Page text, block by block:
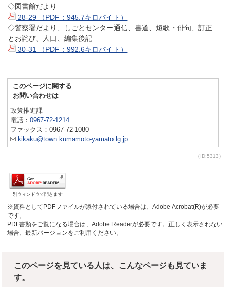
◇図書館だより
28-29 （PDF：945.7キロバイト）
◇警察署だより、しごとセンター通信、書道、短歌・俳句、訂正
とお詫び、人口、編集後記
30-31 （PDF：992.6キロバイト）
このページに関する
お問い合わせは
政策推進課
電話：0967-72-1214
ファックス：0967-72-1080
kikaku@town.kumamoto-yamato.lg.jp
（ID:5313）
別ウィンドウで開きます
※資料としてPDFファイルが添付されている場合は、Adobe Acrobat(R)が必要
です。
PDF書類をご覧になる場合は、Adobe Readerが必要です。正しく表示されない
場合、最新バージョンをご利用ください。
このページを見ている人は、こんなページも見ていま
す。